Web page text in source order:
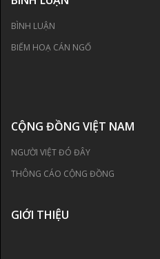
BÌNH LUẬN
BIẾM HOẠ CÁN NGỐ
CỘNG ĐỒNG VIỆT NAM
NGƯỜI VIỆT ĐÓ ĐÂY
THÔNG CÁO CỘNG ĐỒNG
GIỚI THIỆU